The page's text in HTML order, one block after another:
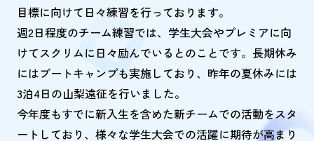
目標に向けて日々練習を行っております。
週2日程度のチーム練習では、学生大会やプレミアに向
けてスクリムに日々励んでいるとのことです。長期休み
にはブートキャンプも実施しており、昨年の夏休みには
3泊4日の山梨遠征を行いました。
今年度もすでに新入生を含めた新チームでの活動をスタ
ートしており、様々な学生大会での活躍に期待が高まり